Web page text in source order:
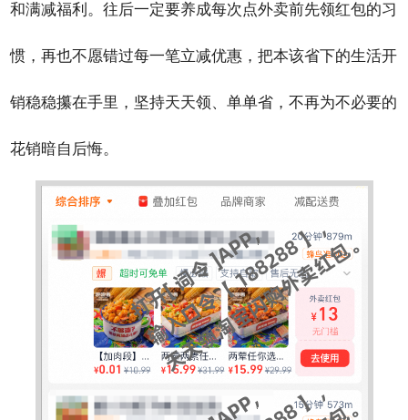
和满减福利。往后一定要养成每次点外卖前先领红包的习
惯，再也不愿错过每一笔立减优惠，把本该省下的生活开
销稳稳攥在手里，坚持天天领、单单省，不再为不必要的
花销暗自后悔。